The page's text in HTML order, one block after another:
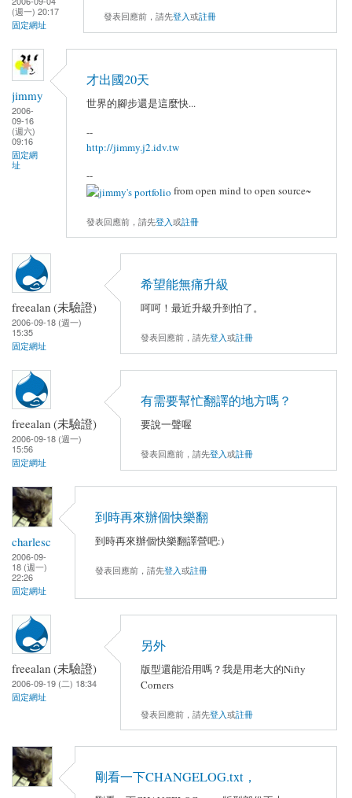
(週一) 20:17
固定網址
發表回應前，請先登入或註冊
jimmy
2006-
09-16
(週六)
09:16
固定網
址
才出國20天
世界的腳步還是這麼快...
--
http://jimmy.j2.idv.tw
--
from open mind to open source~
發表回應前，請先登入或註冊
freealan (未驗證)
2006-09-18 (週一)
15:35
固定網址
希望能無痛升級
呵呵！最近升級升到怕了。
發表回應前，請先登入或註冊
freealan (未驗證)
2006-09-18 (週一)
15:56
固定網址
有需要幫忙翻譯的地方嗎？
要說一聲喔
發表回應前，請先登入或註冊
charlesc
2006-09-
18 (週一)
22:26
固定網址
到時再來辦個快樂翻
到時再來辦個快樂翻譯營吧:)
發表回應前，請先登入或註冊
freealan (未驗證)
2006-09-19 (二) 18:34
固定網址
另外
版型還能沿用嗎？我是用老大的Nifty
Corners
發表回應前，請先登入或註冊
剛看一下CHANGELOG.txt，